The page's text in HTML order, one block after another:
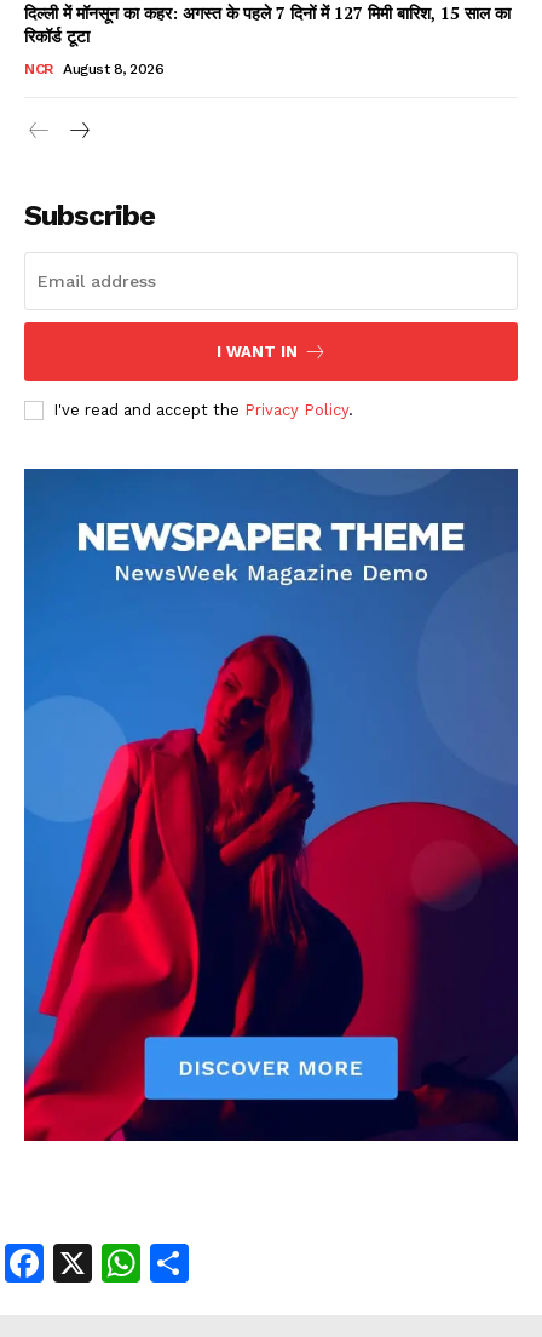
AIN NEWS 1
Contact Us
Privacy Policy
Terms of Use Agreement
Facebook
X WhatsApp
Share
दिल्ली में मॉनसून का कहर: अगस्त के पहले 7 दिनों में 127 मिमी बारिश, 15 साल का
रिकॉर्ड टूटा
NCR August 8, 2026
Subscribe
I WANT IN
I've read and accept the Privacy Policy.
Facebook
X WhatsApp